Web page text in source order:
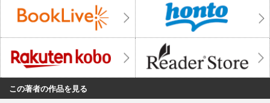
この著者の作品を見る